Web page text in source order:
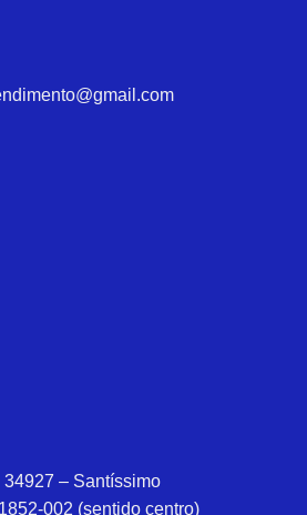
– Santíssimo
002 (sentido centro)